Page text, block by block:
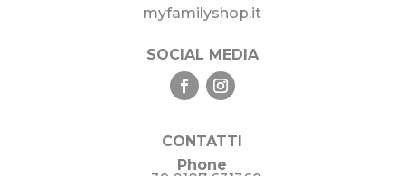
myfamilyshop.it
SOCIAL MEDIA
CONTATTI
Phone